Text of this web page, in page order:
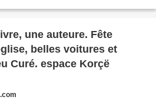
une auteure. Fête
belles voitures et
Curé. espace Korçë